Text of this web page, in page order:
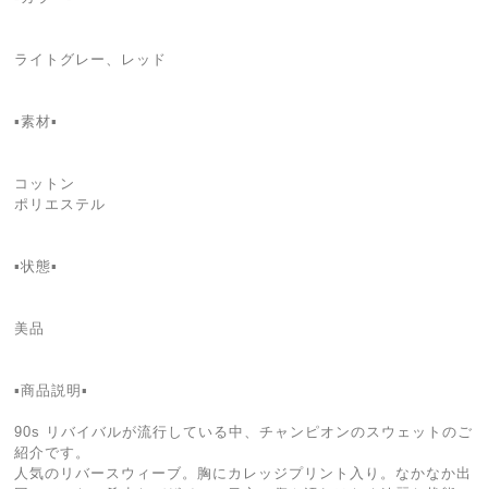
ライトグレー、レッド
▪️素材▪️
コットン
ポリエステル
▪️状態▪️
美品
▪️商品説明▪️
90s リバイバルが流行している中、チャンピオンのスウェットのご
紹介です。
人気のリバースウィーブ。胸にカレッジプリント入り。なかなか出